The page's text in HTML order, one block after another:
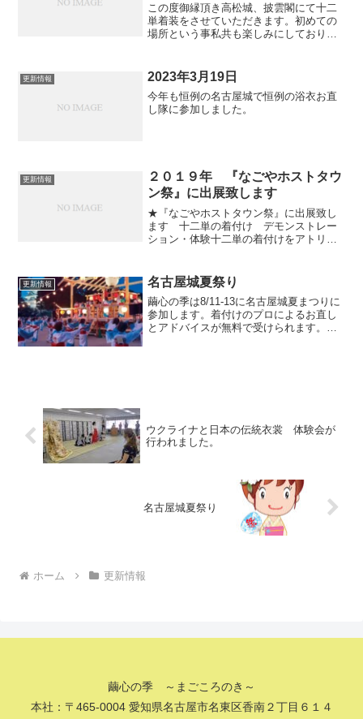
この度御縁頂き高松城、披雲閣にて十二
単着装をさせていただきます。初めての
場所という事私共も楽しみにしておりま
城 披雲閣～ みなさまのお越しをお待ちし
ております...
更新情報 2023年3月19日
今年も恒例の名古屋城で恒例の浴衣お直
し隊に参加しました。
更新情報
２０１９年 『なごやホストタウ
ン祭』に出展致します
★『なごやホストタウン祭』に出展致し
ます 十二単の着付け デモンストレー
ション・体験十二単の着付けをアトリウ
撮影ができます。皆様のお越しをお待ち
致しております。●日時 ...
更新情報 名古屋城夏祭り
繭心の季は8/11-13に名古屋城夏まつりに
参加します。着付けのプロによるお直し
とアドバイスが無料で受けられます。ぜ
ウクライナと日本の伝統衣裳 体験会が
行われました。
名古屋城夏祭り
ホーム 更新情報
繭心の季 ～まごころのき～
本社：〒465-0004 愛知県名古屋市名東区香南２丁目６１４